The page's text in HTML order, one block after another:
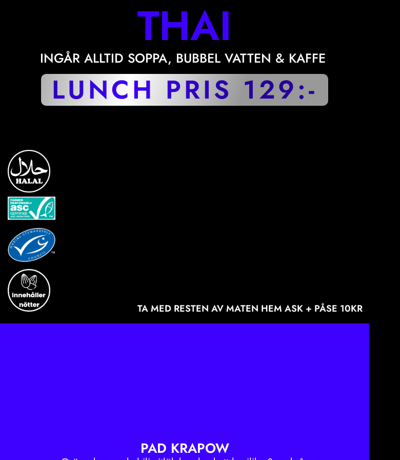
THAI
INGÅR ALLTID SOPPA, BUBBEL VATTEN & KAFFE
LUNCH PRIS 129:-
TA MED RESTEN AV MATEN HEM ASK + PÅSE 10KR
PAD KRAPOW